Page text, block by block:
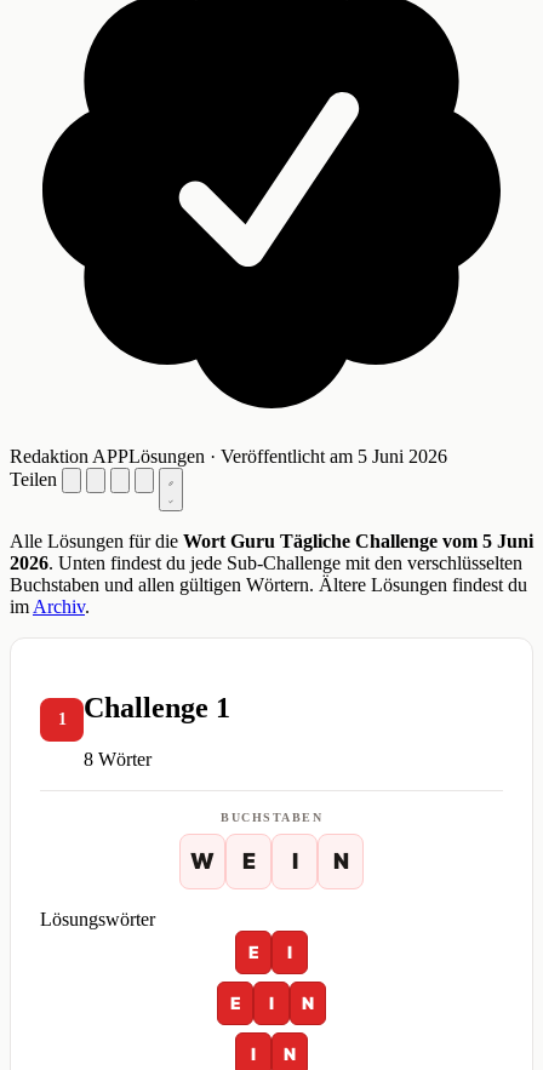
Redaktion APPLösungen · Veröffentlicht am 5 Juni 2026
Teilen
Alle Lösungen für die Wort Guru Tägliche Challenge vom 5 Juni
2026. Unten findest du jede Sub-Challenge mit den verschlüsselten
Buchstaben und allen gültigen Wörtern. Ältere Lösungen findest du
imArchiv.
1 Challenge 1
8 Wörter
BUCHSTABEN
W E I N
Lösungswörter
E
I
E I N
I N